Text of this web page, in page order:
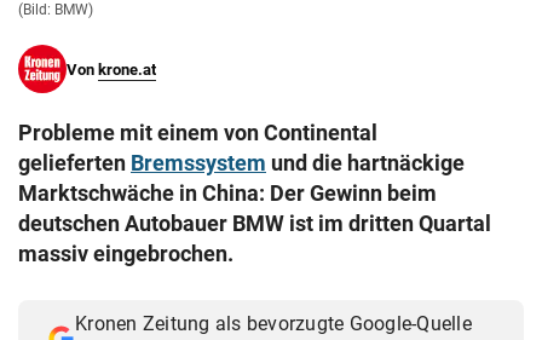
(Bild: BMW)
Von krone.at
Probleme mit einem von Continental
gelieferten Bremssystem und die hartnäckige
Marktschwäche in China: Der Gewinn beim
deutschen Autobauer BMW ist im dritten Quartal
massiv eingebrochen.
Kronen Zeitung als bevorzugte Google-Quelle